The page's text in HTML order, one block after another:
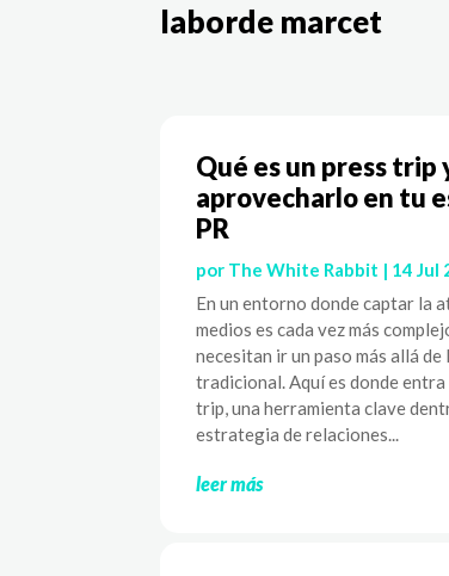
laborde marcet
Qué es un press trip
aprovecharlo en tu
PR
por The White Rabbit | 14 Jul
En un entorno donde captar la
medios es cada vez más
necesitan ir un paso más allá de
tradicional. Aquí es donde entra
trip, una herramienta clave
estrategia de relaciones...
leer más